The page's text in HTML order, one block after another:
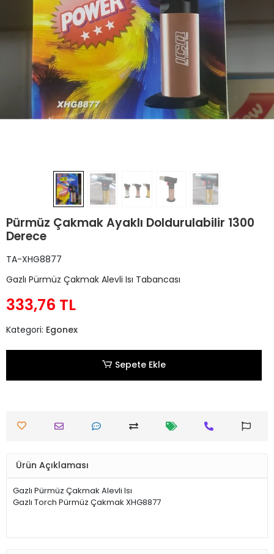
Pürmüz Çakmak Ayaklı Doldurulabilir 1300
Derece
TA-XHG8877
Gazlı Pürmüz Çakmak Alevli Isı Tabancası
333,76 TL
Kategori: Egonex
Sepete Ekle
Ürün Açıklaması
Gazlı Pürmüz Çakmak Alevli Isı
Gazlı Torch Pürmüz Çakmak XHG8877